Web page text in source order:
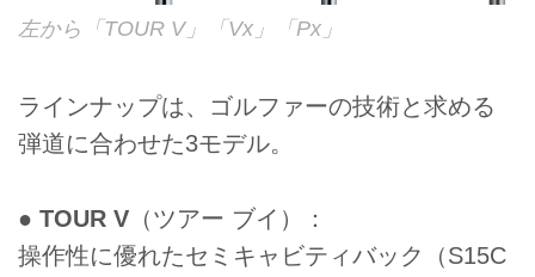
左から「TOUR V」「Vx」「Px」
ラインナップは、ゴルファーの技術と求める
弾道に合わせた3モデル。
● TOUR V （ツアー ブイ）：
操作性に優れたセミキャビティバック（S15C